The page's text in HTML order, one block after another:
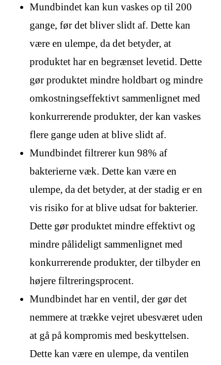
Mundbindet kan kun vaskes op til 200
gange, før det bliver slidt af. Dette kan
være en ulempe, da det betyder, at
produktet har en begrænset levetid. Dette
gør produktet mindre holdbart og mindre
omkostningseffektivt sammenlignet med
konkurrerende produkter, der kan vaskes
flere gange uden at blive slidt af.
Mundbindet filtrerer kun 98% af
bakterierne væk. Dette kan være en
ulempe, da det betyder, at der stadig er en
vis risiko for at blive udsat for bakterier.
Dette gør produktet mindre effektivt og
mindre pålideligt sammenlignet med
konkurrerende produkter, der tilbyder en
højere filtreringsprocent.
Mundbindet har en ventil, der gør det
nemmere at trække vejret ubesværet uden
at gå på kompromis med beskyttelsen.
Dette kan være en ulempe, da ventilen